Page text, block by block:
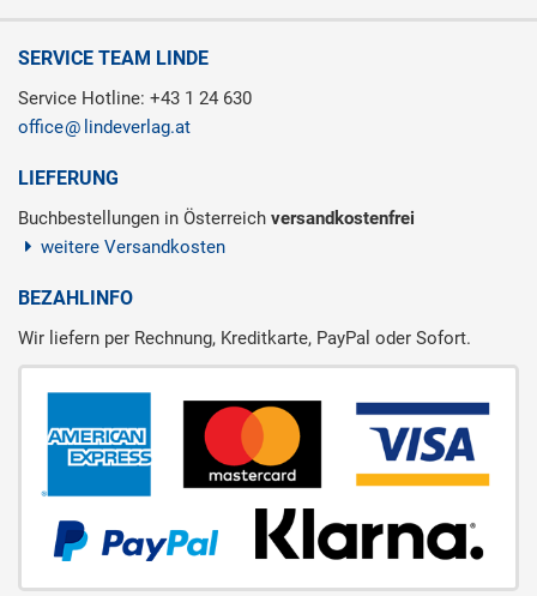
SERVICE TEAM LINDE
Service Hotline: +43 1 24 630
office
lindeverlag.at
LIEFERUNG
Buchbestellungen in Österreich versandkostenfrei
weitere Versandkosten
BEZAHLINFO
Wir liefern per Rechnung, Kreditkarte, PayPal oder Sofort.